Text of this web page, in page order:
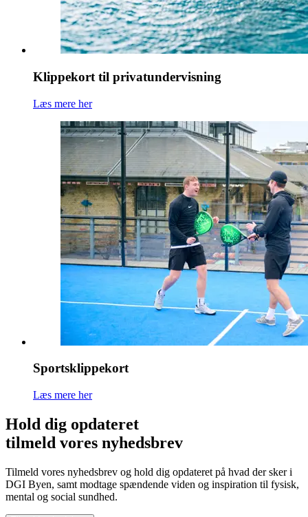
Klippekort til privatundervisning
Læs mere her
Sportsklippekort
Læs mere her
Hold dig opdateret
tilmeld vores nyhedsbrev
Tilmeld vores nyhedsbrev og hold dig opdateret på hvad der sker i
DGI Byen, samt modtage spændende viden og inspiration til fysisk,
mental og social sundhed.